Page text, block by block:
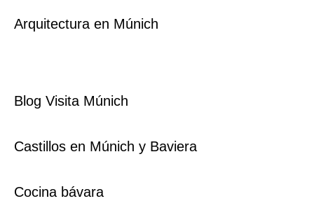
Arquitectura en Múnich
Blog Visita Múnich
Castillos en Múnich y Baviera
Cocina bávara